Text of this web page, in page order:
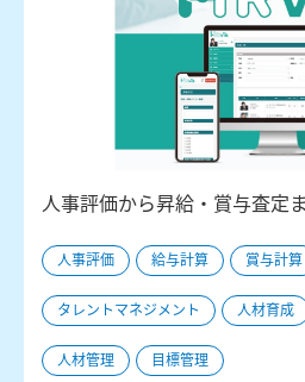
人事評価から昇給・賞与査定
人事評価 給与計算 賞与計算
タレントマネジメント 人材育成
人材管理 目標管理